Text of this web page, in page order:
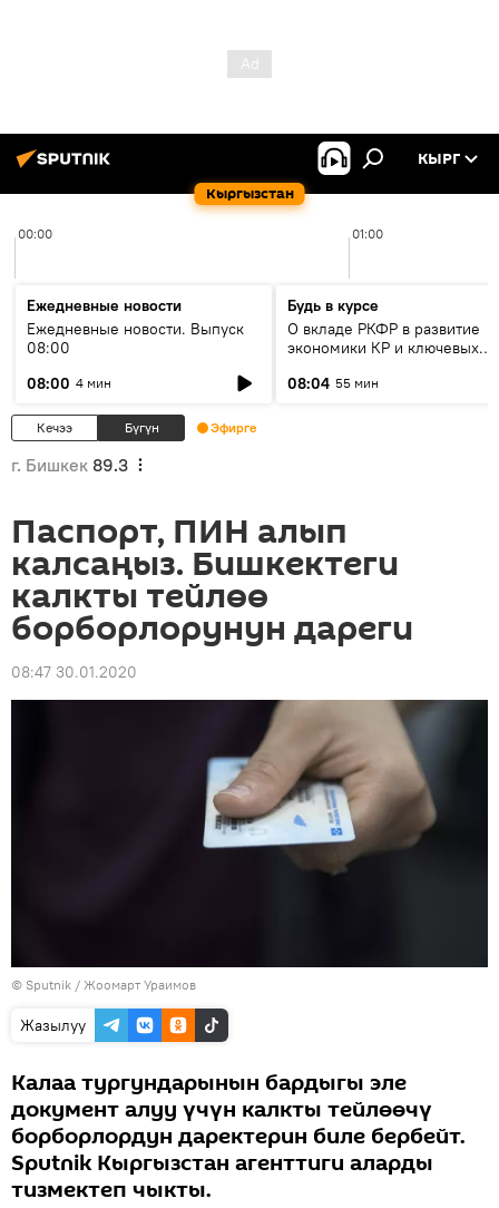
Кыргызстан
КЫРГ
00:00 01:00
Ежедневные новости
Ежедневные новости. Выпуск
08:00
08:00 4 мин
Будь в курсе
О вкладе РКФР в развитие
экономики КР и ключевых
08:04 55 мин
Кечээ Бүгүн Эфирге
г. Бишкек 89.3
Паспорт, ПИН алып
калсаңыз. Бишкектеги
калкты тейлөө
борборлорунун дареги
08:47 30.01.2020
© Sputnik / Жоомарт Ураимов
Жазылуу
Калаа тургундарынын бардыгы эле
документ алуу үчүн калкты тейлөөчү
борборлордун даректерин биле бербейт.
Sputnik Кыргызстан агенттиги аларды
тизмектеп чыкты.